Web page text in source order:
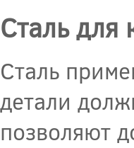
Сталь для
Сталь
детали
позволяют